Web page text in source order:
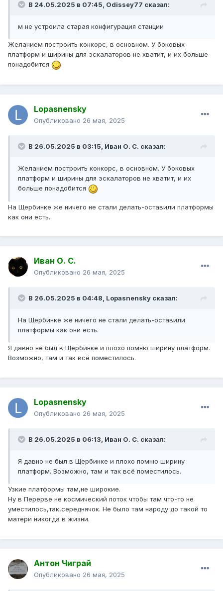
В 24.05.2025 в 07:45, Odissey77 сказал:
м не устроила старая конфигурация станции
Желанием построить конкорс, в основном. У боковых
платформ и ширины для эскалаторов не хватит, и их больше
понадобится
Lopasnensky
Опубликовано 26 мая, 2025
В 26.05.2025 в 03:15, Иван О. С. сказал:
Желанием построить конкорс, в основном. У боковых
платформ и ширины для эскалаторов не хватит, и их
больше понадобится
На Щербинке же ничего не стали делать-оставили платформы
как они есть.
Иван О. С.
Опубликовано 26 мая, 2025
В 26.05.2025 в 04:48, Lopasnensky сказал:
На Щербинке же ничего не стали делать-оставили
платформы как они есть.
Я давно не был в Щербинке и плохо помню ширину платформ.
Возможно, там и так всё поместилось.
Lopasnensky
Опубликовано 26 мая, 2025
В 26.05.2025 в 06:13, Иван О. С. сказал:
Я давно не был в Щербинке и плохо помню ширину
платформ. Возможно, там и так всё поместилось.
Узкие платформы там,не широкие.
Ну в Перерве не космический поток чтобы там что-то не
уместилось,так,середнячок. Не было там народу до такой то
матери никогда в жизни.
Антон Чиграй
Опубликовано 26 мая, 2025